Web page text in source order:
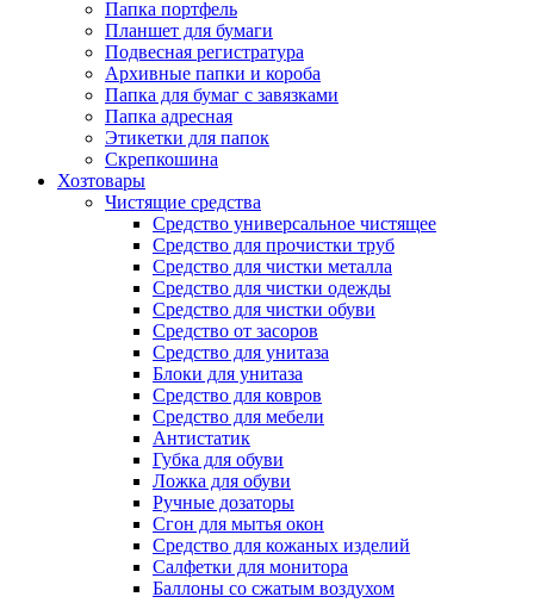
Папка портфель
Планшет для бумаги
Подвесная регистратура
Архивные папки и короба
Папка для бумаг с завязками
Папка адресная
Этикетки для папок
Скрепкошина
Хозтовары
Чистящие средства
Средство универсальное чистящее
Средство для прочистки труб
Средство для чистки металла
Средство для чистки одежды
Средство для чистки обуви
Средство от засоров
Средство для унитаза
Блоки для унитаза
Средство для ковров
Средство для мебели
Антистатик
Губка для обуви
Ложка для обуви
Ручные дозаторы
Сгон для мытья окон
Средство для кожаных изделий
Салфетки для монитора
Баллоны со сжатым воздухом